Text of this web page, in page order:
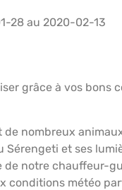
ROAD SAFARIS
28 au 2020-02-13
grâce à vos bons
nombreux
et ses
notre chauffeur-
conditions météo